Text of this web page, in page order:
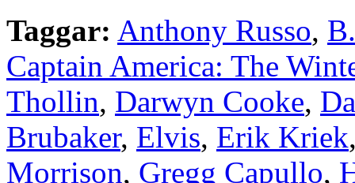
Taggar: Anthony Russo,
Captain America: The
Thollin, Darwyn Cooke,
Brubaker, Elvis, Erik Kriek
Morrison, Gregg Capullo,